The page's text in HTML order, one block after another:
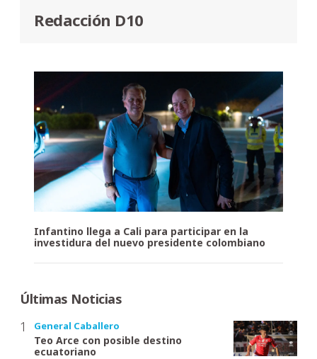
Redacción D10
Infantino llega a Cali para participar en la
investidura del nuevo presidente colombiano
Últimas Noticias
General Caballero
Teo Arce con posible destino
ecuatoriano